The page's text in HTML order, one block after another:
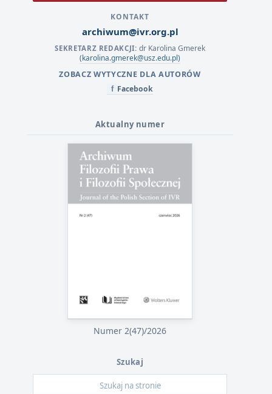
KONTAKT
archiwum@ivr.org.pl
SEKRETARZ REDAKCJI: dr Karolina Gmerek
(karolina.gmerek@usz.edu.pl)
ZOBACZ WYTYCZNE DLA AUTORÓW
f Facebook
Aktualny numer
Numer 2(47)/2026
Szukaj